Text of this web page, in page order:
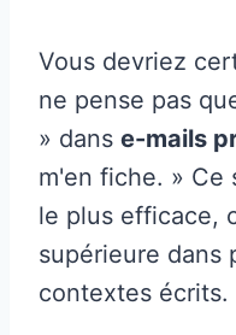
Vous devriez
ne pense pas
» dans e-mails
m'en fiche. » Ce
le plus efficace,
supérieure dans
contextes écrits.